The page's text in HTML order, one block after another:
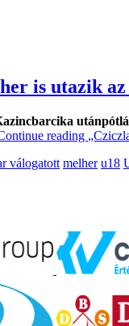
is utazik
reading
válogatott melher u18